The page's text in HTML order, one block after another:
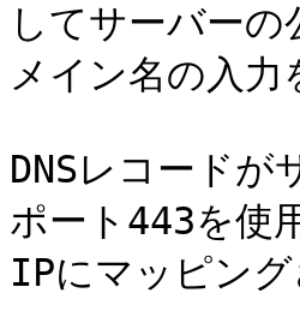
してサーバー
メイン名の入
DNSレコード
ポート443を使
IPにマッピン